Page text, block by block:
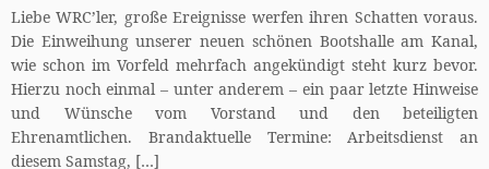
Liebe WRC’ler, große Ereignisse werfen ihren Schatten voraus.
Die Einweihung unserer neuen schönen Bootshalle am Kanal,
wie schon im Vorfeld mehrfach angekündigt steht kurz bevor.
Hierzu noch einmal – unter anderem – ein paar letzte Hinweise
und Wünsche vom Vorstand und den beteiligten
Ehrenamtlichen. Brandaktuelle Termine: Arbeitsdienst an
diesem Samstag, […]